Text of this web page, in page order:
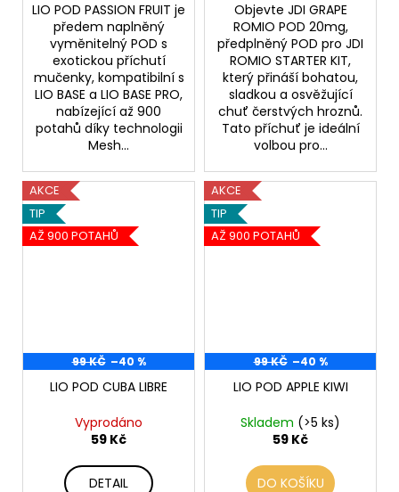
LIO POD PASSION FRUIT je
předem naplněný
vyměnitelný POD s
exotickou příchutí
mučenky, kompatibilní s
LIO BASE a LIO BASE PRO,
nabízející až 900
potahů díky technologii
Mesh...
Objevte JDI GRAPE
ROMIO POD 20mg,
předplněný POD pro JDI
ROMIO STARTER KIT,
který přináší bohatou,
sladkou a osvěžující
chuť čerstvých hroznů.
Tato příchuť je ideální
volbou pro...
AKCE
TIP
AŽ 900 POTAHŮ
99 KČ –40 %
LIO POD CUBA LIBRE
Vyprodáno
59 Kč
DETAIL
AKCE
TIP
AŽ 900 POTAHŮ
99 KČ –40 %
LIO POD APPLE KIWI
Skladem (>5 ks)
59 Kč
DO KOŠÍKU